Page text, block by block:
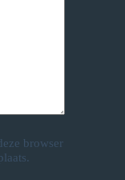
browser